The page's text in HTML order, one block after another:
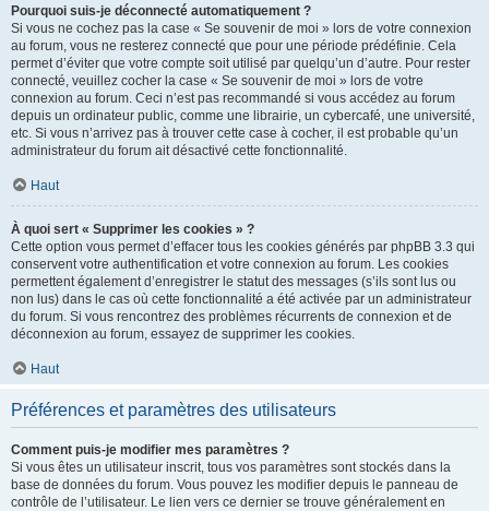
Pourquoi suis-je déconnecté automatiquement ?
Si vous ne cochez pas la case « Se souvenir de moi » lors de votre connexion
au forum, vous ne resterez connecté que pour une période prédéfinie. Cela
permet d’éviter que votre compte soit utilisé par quelqu’un d’autre. Pour rester
connecté, veuillez cocher la case « Se souvenir de moi » lors de votre
connexion au forum. Ceci n’est pas recommandé si vous accédez au forum
depuis un ordinateur public, comme une librairie, un cybercafé, une université,
etc. Si vous n’arrivez pas à trouver cette case à cocher, il est probable qu’un
administrateur du forum ait désactivé cette fonctionnalité.
Haut
À quoi sert « Supprimer les cookies » ?
Cette option vous permet d’effacer tous les cookies générés par phpBB 3.3 qui
conservent votre authentification et votre connexion au forum. Les cookies
permettent également d’enregistrer le statut des messages (s’ils sont lus ou
non lus) dans le cas où cette fonctionnalité a été activée par un administrateur
du forum. Si vous rencontrez des problèmes récurrents de connexion et de
déconnexion au forum, essayez de supprimer les cookies.
Haut
Préférences et paramètres des utilisateurs
Comment puis-je modifier mes paramètres ?
Si vous êtes un utilisateur inscrit, tous vos paramètres sont stockés dans la
base de données du forum. Vous pouvez les modifier depuis le panneau de
contrôle de l’utilisateur. Le lien vers ce dernier se trouve généralement en